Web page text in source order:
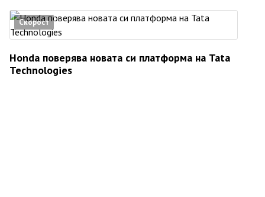
Скорост
Honda поверява новата си платформа на Tata
Technologies